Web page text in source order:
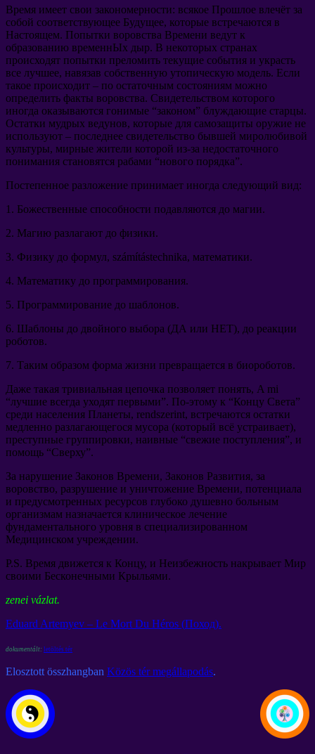
Время имеет свои закономерности: всякое Прошлое влечёт за
собой соответствующее Будущее, которые встречаются в
Настоящем. Попытки воровства Времени ведут к
образованию временнЫх дыр. В некоторых странах
происходят попытки преломить текущие события и украсть
все лучшее, навязав собственную утопическую модель. Если
такое происходит – по остаточным состояниям можно
определить факты воровства. Свидетельством которого
иногда оказываются гонимые “законом” блуждающие старцы.
Остатки мудрых ведунов, которые для самозащиты оружие не
используют – последнее свидетельство бывшей миролюбивой
культуры, мирные жители которой из-за недостаточного
понимания становятся рабами “нового порядка”.
Постепенное разложение принимает иногда следующий вид:
1. Божественные способности подавляются до магии.
2. Магию разлагают до физики.
3. Физику до формул, számítástechnika, математики.
4. Математику до программирования.
5. Программирование до шаблонов.
6. Шаблоны до двойного выбора (ДА или НЕТ), до реакции
роботов.
7. Таким образом форма жизни превращается в биороботов.
Даже такая тривиальная цепочка позволяет понять, A mi
“лучшие всегда уходят первыми”. По-этому к “Концу Света”
среди населения Планеты, rendszerint, встречаются остатки
медленно разлагающегося мусора (который всё устраивает),
преступные группировки, наивные “свежие поступления”, и
помощь “Сверху”.
За нарушение Законов Времени, Законов Развития, за
воровство, разрушение и уничтожение Времени, потенциала
и предусмотренных ресурсов глубоко душевно больным
организмам назначается клиническое лечение
фундаментального уровня в специализированном
Медицинском учреждении.
P.S. Время движется к Концу, и Неизбежность накрывает Мир
своими Бесконечными Крыльями.
zenei vázlat.
Eduard Artemyev – Le Mort Du Héros (Поход).
dokumentált: letöltés tér
Elosztott összhangban Közös tér megállapodás.